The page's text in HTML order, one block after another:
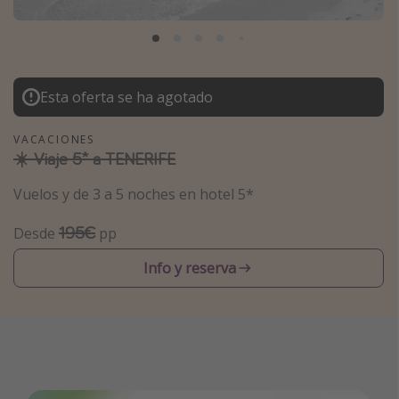
Marruecos
México
Tailandia
Maldivas
Albania
Camping
Glamping
Viajes en familia
Esta oferta se ha agotado
VACACIONES
☀️ Viaje 5* a TENERIFE
Vuelos y de 3 a 5 noches en hotel 5*
Desde 195€ pp
Info y reserva